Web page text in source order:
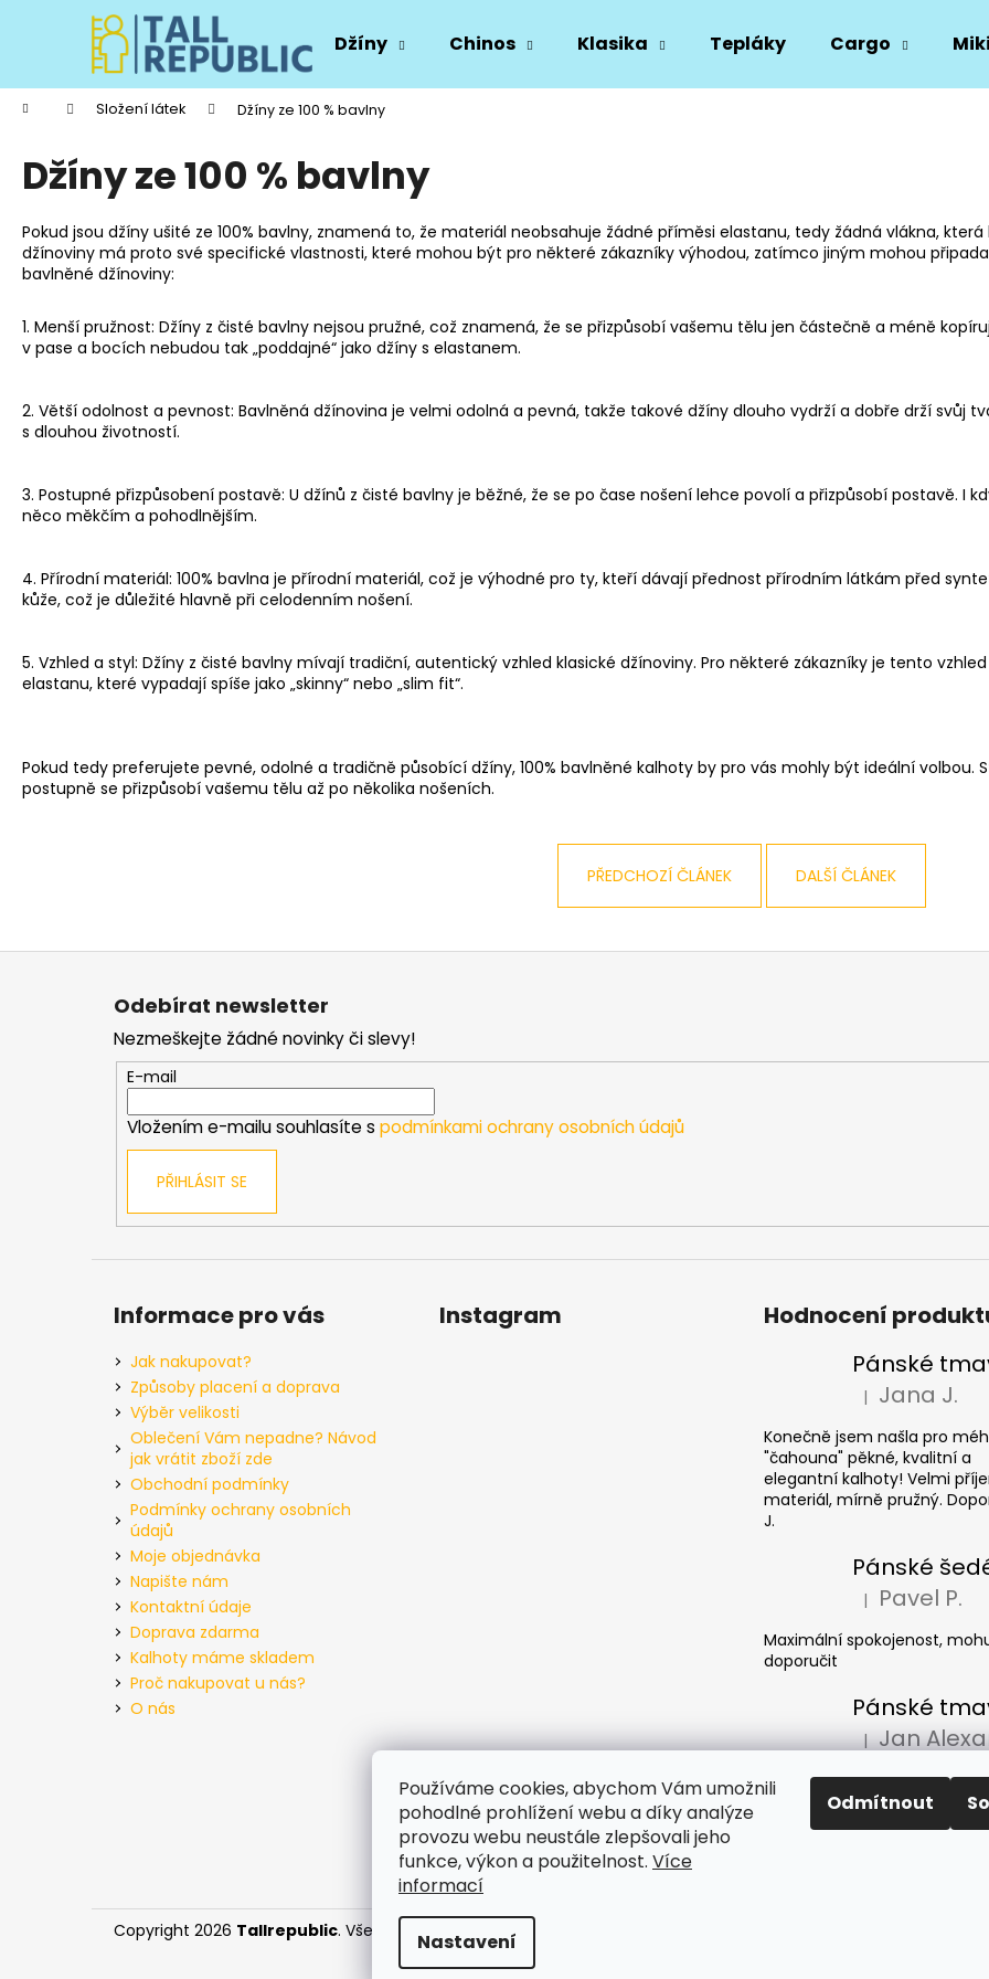
Používáme cookies, abychom Vám umožnili
pohodlné prohlížení webu a díky analýze
provozu webu neustále zlepšovali jeho
funkce, výkon a použitelnost. Více
informací
Nastavení
Odmítnout
Džíny Chinos Klasika Tepláky Cargo
Domů Složení látek Džíny ze 100 % bavlny
Džíny ze 100 % bavlny
Pokud jsou džíny ušité ze 100% bavlny, znamená to, že materiál neobsahuje žádné příměsi elastanu, tedy žádná vlákna,
džínoviny má proto své specifické vlastnosti, které mohou být pro některé zákazníky výhodou, zatímco jiným mohou
bavlněné džínoviny:
1. Menší pružnost: Džíny z čisté bavlny nejsou pružné, což znamená, že se přizpůsobí vašemu tělu jen částečně a méně
v pase a bocích nebudou tak „poddajné“ jako džíny s elastanem.
2. Větší odolnost a pevnost: Bavlněná džínovina je velmi odolná a pevná, takže takové džíny dlouho vydrží a dobře drží svůj
s dlouhou životností.
3. Postupné přizpůsobení postavě: U džínů z čisté bavlny je běžné, že se po čase nošení lehce povolí a přizpůsobí postavě. I
něco měkčím a pohodlnějším.
4. Přírodní materiál: 100% bavlna je přírodní materiál, což je výhodné pro ty, kteří dávají přednost přírodním látkám před
kůže, což je důležité hlavně při celodenním nošení.
5. Vzhled a styl: Džíny z čisté bavlny mívají tradiční, autentický vzhled klasické džínoviny. Pro některé zákazníky je tento
elastanu, které vypadají spíše jako „skinny“ nebo „slim fit“.
Pokud tedy preferujete pevné, odolné a tradičně působící džíny, 100% bavlněné kalhoty by pro vás mohly být ideální
postupně se přizpůsobí vašemu tělu až po několika nošeních.
PŘEDCHOZÍ ČLÁNEK DALŠÍ ČLÁNEK
í
Zpět
do
obchodu
Zpět
do
obchodu
PÁNSKÉ ČERNÉ DŽÍNY ED BAXTER
DETROIT, PRODLOUŽENÉ REGULAR FIT
PÁNSKÉ ČERNÉ DŽÍNY AERONAUTIC PÁNSKÁ ČERNÁ
Z
Odebírat newsletter
Nezmeškejte žádné novinky či slevy!
E-mail
Vložením e-mailu souhlasíte s podmínkami ochrany osobních údajů
PŘIHLÁSIT SE
Informace pro vás
Jak nakupovat?
Způsoby placení a doprava
Výběr velikosti
Oblečení Vám nepadne? Návod
jak vrátit zboží zde
Obchodní podmínky
Podmínky ochrany osobních
údajů
Moje objednávka
Napište nám
Kontaktní údaje
Doprava zdarma
Kalhoty máme skladem
Proč nakupovat u nás?
O nás
Instagram
Hodnocení
Hodnocení
| Jana J.
Konečně jsem našla pro
"čahouna" pěkné, kvalitní a
elegantní kalhoty! Velmi
materiál, mírně pružný.
J.
Hodnocení
| Pavel P.
Maximální spokojenost,
doporučit
Hodnocení
|
Džíny dobrý, doručení super.
Copyright 2026 Tallrepublic. Všechna práva vyhrazena.